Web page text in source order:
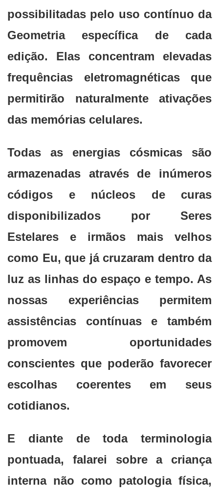
possibilitadas pelo uso contínuo da
Geometria específica de cada
edição. Elas concentram elevadas
frequências eletromagnéticas que
permitirão naturalmente ativações
das memórias celulares.
Todas as energias cósmicas são
armazenadas através de inúmeros
códigos e núcleos de curas
disponibilizados por Seres
Estelares e irmãos mais velhos
como Eu, que já cruzaram dentro da
luz as linhas do espaço e tempo. As
nossas experiências permitem
assistências contínuas e também
promovem oportunidades
conscientes que poderão favorecer
escolhas coerentes em seus
cotidianos.
E diante de toda terminologia
pontuada, falarei sobre a criança
interna não como patologia física,